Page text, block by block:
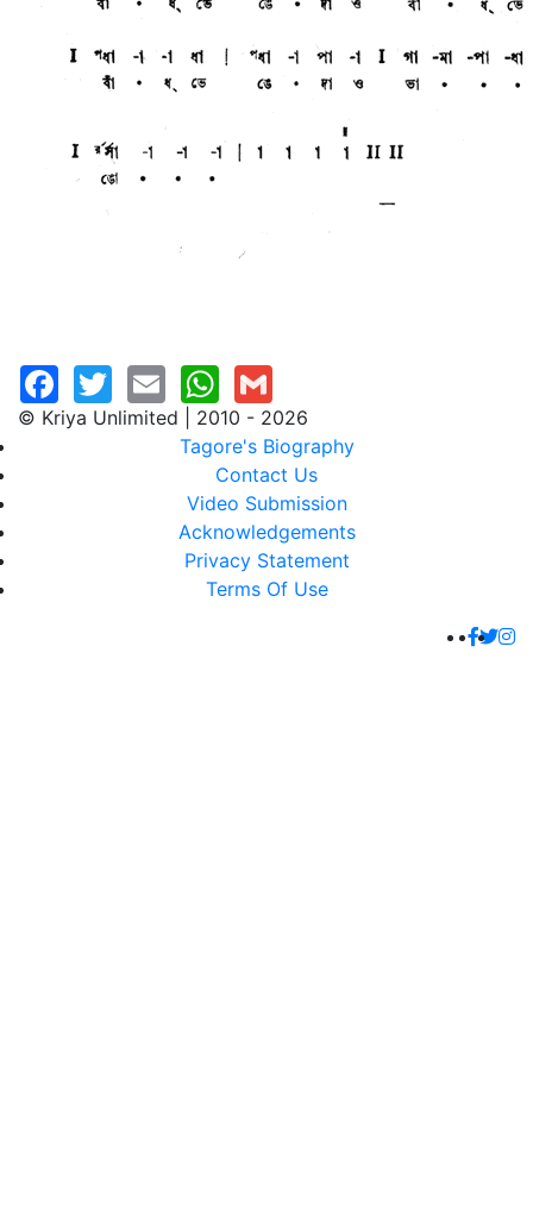
© Kriya Unlimited | 2010 - 2026
Tagore's Biography
Contact Us
Video Submission
Acknowledgements
Privacy Statement
Terms Of Use